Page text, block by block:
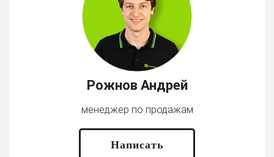
Рожнов Андрей
менеджер по продажам
Написать